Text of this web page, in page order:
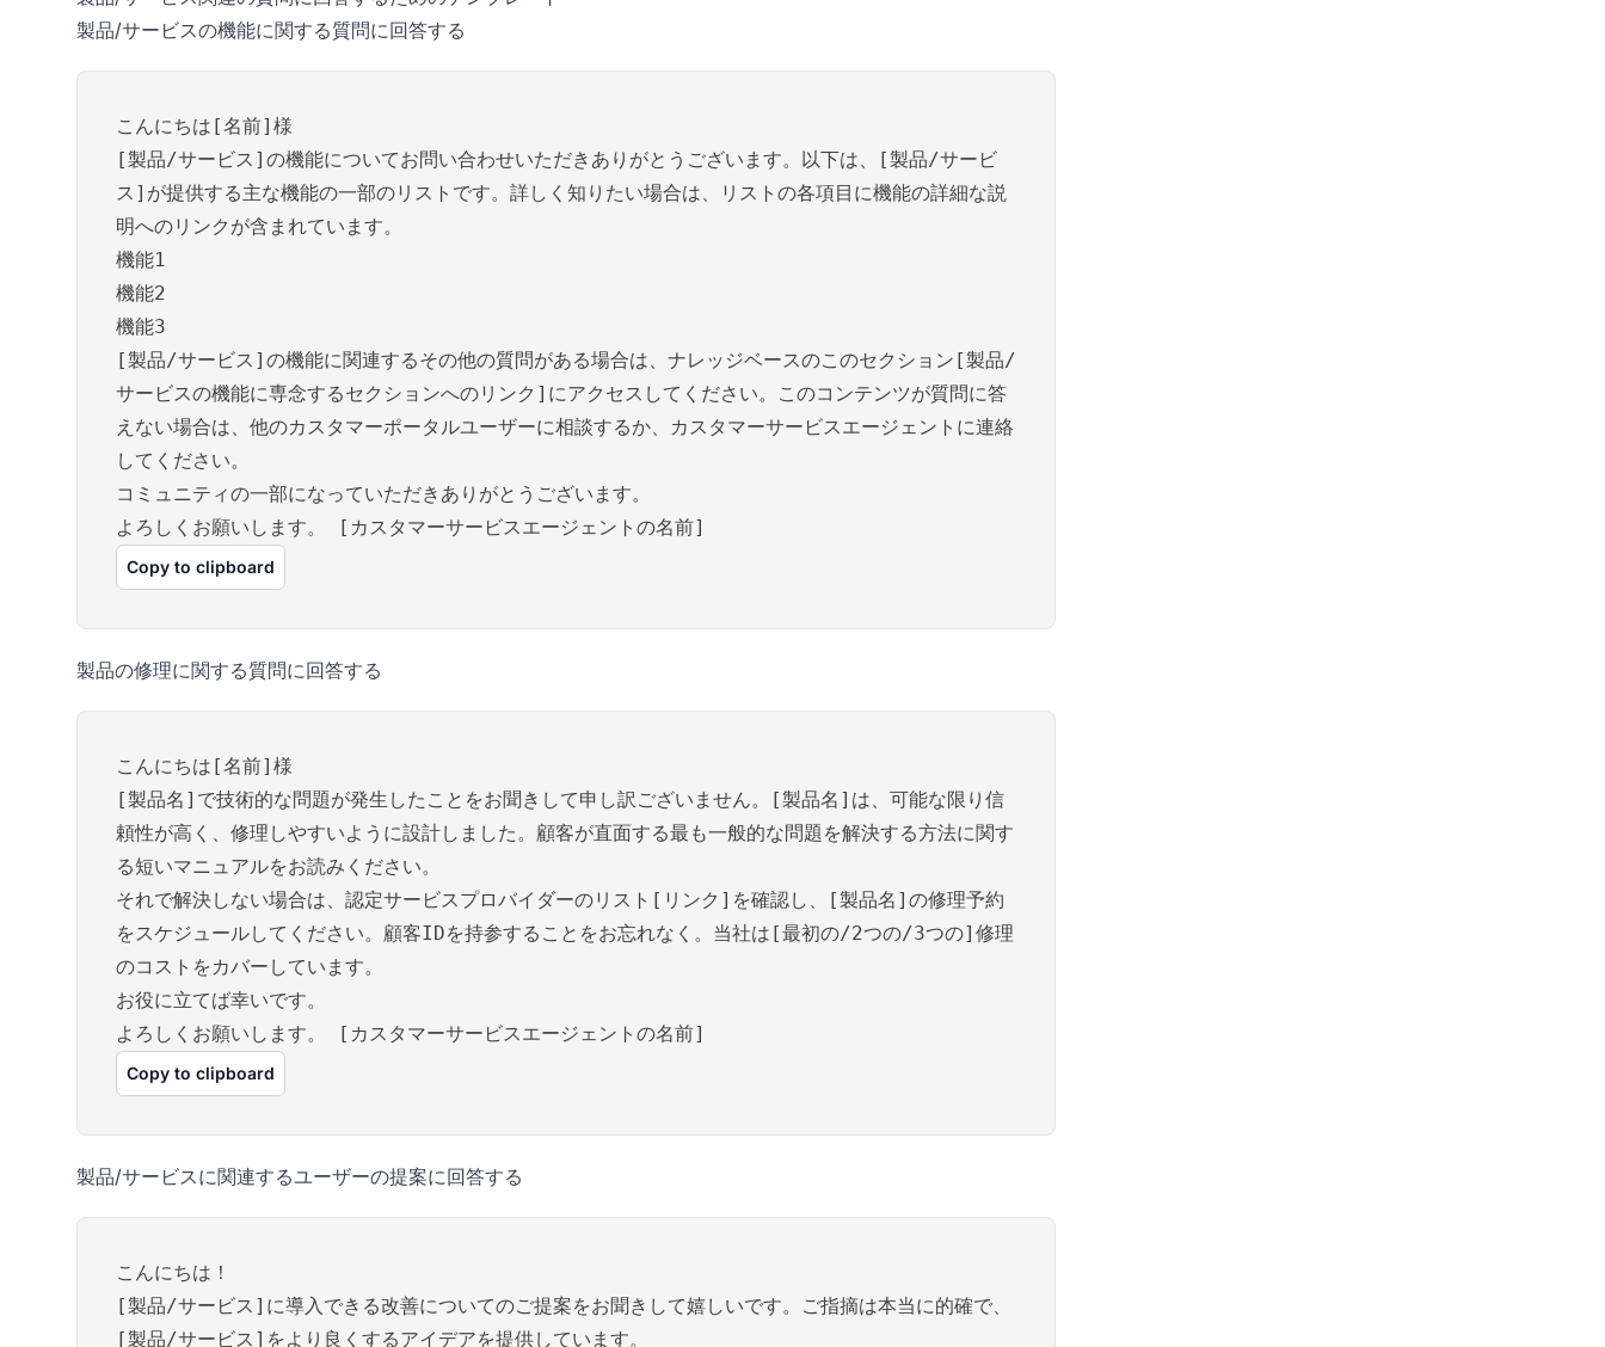
製品/サービスの機能に関する質問に回答する
こんにちは[名前]様
[製品/サービス]の機能についてお問い合わせいただきありがとうございます。以下は、[製品/サービ
ス]が提供する主な機能の一部のリストです。詳しく知りたい場合は、リストの各項目に機能の詳細な説
明へのリンクが含まれています。
機能1
機能2
機能3
[製品/サービス]の機能に関連するその他の質問がある場合は、ナレッジベースのこのセクション[製品/
サービスの機能に専念するセクションへのリンク]にアクセスしてください。このコンテンツが質問に答
えない場合は、他のカスタマーポータルユーザーに相談するか、カスタマーサービスエージェントに連絡
してください。
コミュニティの一部になっていただきありがとうございます。
よろしくお願いします。 [カスタマーサービスエージェントの名前]
Copy to clipboard
製品の修理に関する質問に回答する
こんにちは[名前]様
[製品名]で技術的な問題が発生したことをお聞きして申し訳ございません。[製品名]は、可能な限り信
頼性が高く、修理しやすいように設計しました。顧客が直面する最も一般的な問題を解決する方法に関す
る短いマニュアルをお読みください。
それで解決しない場合は、認定サービスプロバイダーのリスト[リンク]を確認し、[製品名]の修理予約
をスケジュールしてください。顧客IDを持参することをお忘れなく。当社は[最初の/2つの/3つの]修理
のコストをカバーしています。
お役に立てば幸いです。
よろしくお願いします。 [カスタマーサービスエージェントの名前]
Copy to clipboard
製品/サービスに関連するユーザーの提案に回答する
こんにちは！
[製品/サービス]に導入できる改善についてのご提案をお聞きして嬉しいです。ご指摘は本当に的確で、
[製品/サービス]をより良くするアイデアを提供しています。